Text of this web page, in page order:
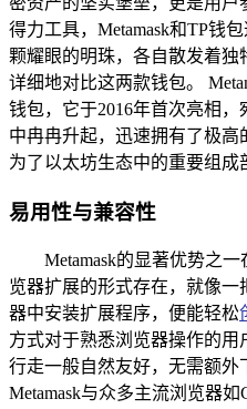
得力工具，Metamask和TP钱
颗耀眼的明珠，各自散发着独
详细地对比这两款钱包。
钱包，它于2016年首次亮相
中冉冉升起，迅速拥有了极
为了以太坊生态中的重要组成
易用性与兼容性
Metamask的显著优势之
览器扩展的形式存在，就像
器中安装扩展程序，便能轻松
方式对于熟悉浏览器操作的
行走一般自然友好，无需额外
Metamask与众多主流浏览器如